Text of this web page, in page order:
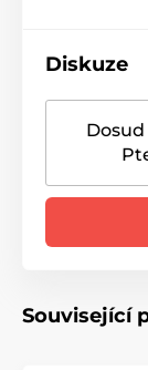
Diskuze
Související